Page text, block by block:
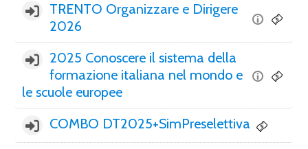
English ‎(en)‎
Search
courses
TRENTO Organizzare e Dirigere
2026
2025 Conoscere il sistema della
formazione italiana nel mondo e
le scuole europee
COMBO DT2025+SimPreselettiva